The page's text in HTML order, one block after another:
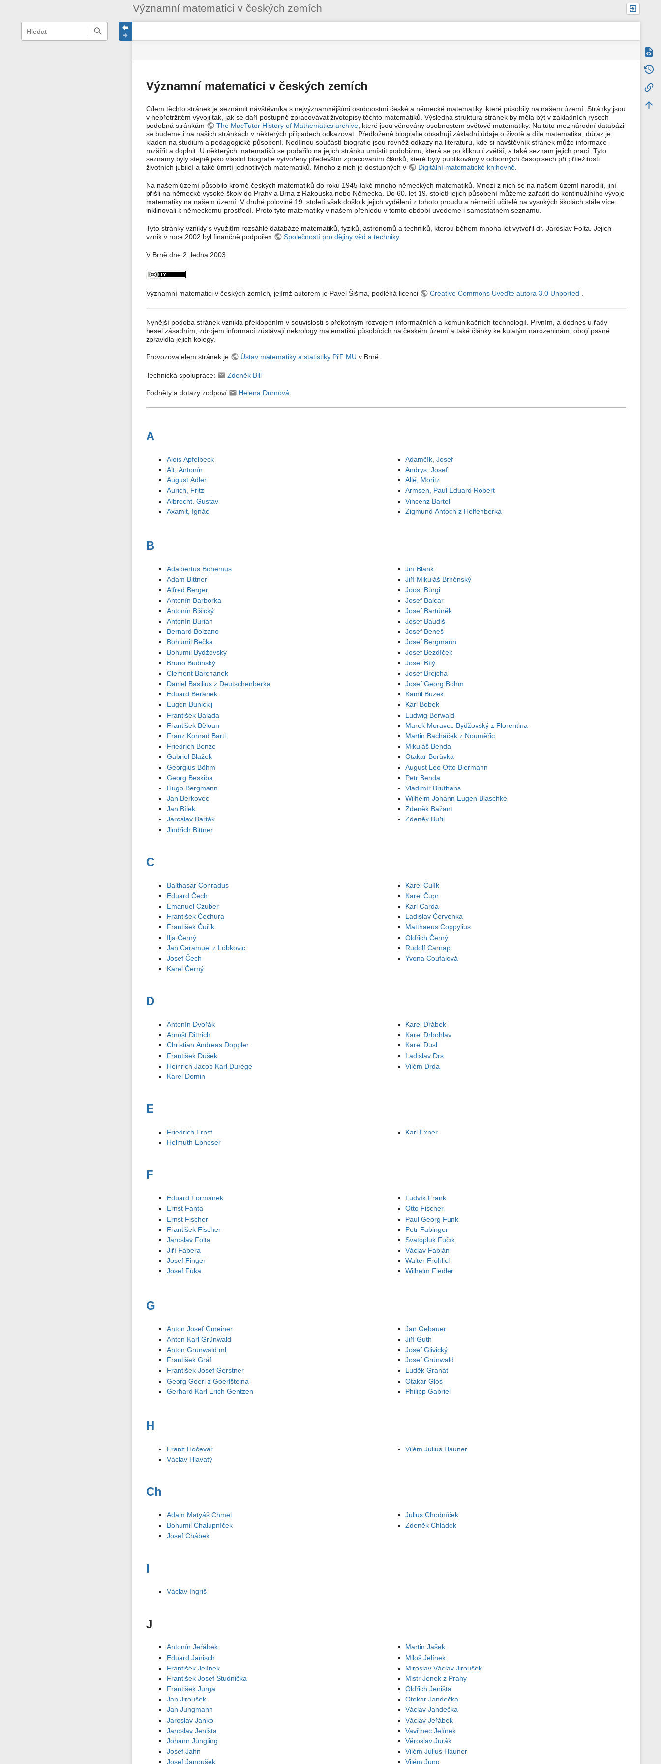
Významní matematici v českých zemích
rychlé
hledání
stránky
pro
m
Významní matematici v českých zemích
Cílem těchto stránek je seznámit návštěvníka s nejvýznamnějšími osobnostmi české a německé matematiky, které působily na našem území. Stránky jsou
v nepřetržitém vývoji tak, jak se daří postupně zpracovávat životopisy těchto matematiků. Výsledná struktura stránek by měla být v základních rysech
podobná stránkám
The MacTutor History of Mathematics archive , které jsou věnovány osobnostem světové matematiky. Na tuto mezinárodní databázi
se budeme i na našich stránkách v některých případech odkazovat. Předložené biografie obsahují základní údaje o životě a díle matematika, důraz je
kladen na studium a pedagogické působení. Nedílnou součástí biografie jsou rovněž odkazy na literaturu, kde si návštěvník stránek může informace
rozšířit a doplnit. U některých matematiků se podařilo na jejich stránku umístit podobiznu, která se po kliknutí zvětší, a také seznam jejich prací. Tyto
seznamy byly stejně jako vlastní biografie vytvořeny především zpracováním článků, které byly publikovány v odborných časopisech při příležitosti
životních jubileí a také úmrtí jednotlivých matematiků. Mnoho z nich je dostupných v
Digitální matematické knihovně
Na našem území působilo kromě českých matematiků do roku 1945 také mnoho německých matematiků. Mnozí z nich se na našem území narodili, jiní
přišli na německé vysoké školy do Prahy a Brna z Rakouska nebo Německa. Do 60. let 19. století jejich působení můžeme zařadit do kontinuálního vývoje
matematiky na našem území. V druhé polovině 19. století však došlo k jejich vydělení z tohoto proudu a němečtí učitelé na vysokých školách stále více
inklinovali k německému prostředí. Proto tyto matematiky v našem přehledu v tomto období uvedeme i samostatném seznamu.
Tyto stránky vznikly s využitím rozsáhlé databáze matematiků, fyziků, astronomů a techniků, kterou během mnoha let vytvořil dr. Jaroslav Folta. Jejich
vznik v roce 2002 byl finančně podpořen
Společností pro dějiny věd a techniky.
V Brně dne 2. ledna 2003
Významní matematici v českých zemích, jejímž autorem je Pavel Šišma, podléhá licenci Creative Commons Uveďte autora 3.0 Unported .
Nynější podoba stránek vznikla překlopením v souvislosti s překotným rozvojem informačních a komunikačních technologií. Prvním, a dodnes u řady
hesel zásadním, zdrojem informací zůstávají nekrology matematiků působících na českém území a také články ke kulatým narozeninám, obojí psané
zpravidla jejich kolegy.
Provozovatelem stránek je Ústav matematiky a statistiky PřF MU v Brně.
Technická spolupráce: Zdeněk Bill
Podněty a dotazy zodpoví Helena Durnová
A
Alois Apfelbeck
Alt, Antonín
August Adler
Aurich, Fritz
Albrecht, Gustav
Axamit, Ignác
Adamčík, Josef
Andrys, Josef
Allé, Moritz
Armsen, Paul Eduard Robert
Vincenz Bartel
Zigmund Antoch z Helfenberka
B
Adalbertus Bohemus
Adam Bittner
Alfred Berger
Antonín Barborka
Antonín Bišický
Antonín Burian
Bernard Bolzano
Bohumil Bečka
Bohumil Bydžovský
Bruno Budinský
Clement Barchanek
Daniel Basilius z Deutschenberka
Eduard Beránek
Eugen Bunickij
František Balada
František Běloun
Franz Konrad Bartl
Friedrich Benze
Gabriel Blažek
Georgius Böhm
Georg Beskiba
Hugo Bergmann
Jan Berkovec
Jan Bílek
Jaroslav Barták
Jindřich Bittner
Jiří Blank
Jiří Mikuláš Brněnský
Joost Bürgi
Josef Balcar
Josef Bartůněk
Josef Baudiš
Josef Beneš
Josef Bergmann
Josef Bezdíček
Josef Bílý
Josef Brejcha
Josef Georg Böhm
Kamil Buzek
Karl Bobek
Ludwig Berwald
Marek Moravec Bydžovský z Florentina
Martin Bacháček z Nouměřic
Mikuláš Benda
Otakar Borůvka
August Leo Otto Biermann
Petr Benda
Vladimír Bruthans
Wilhelm Johann Eugen Blaschke
Zdeněk Bažant
Zdeněk Buřil
C
Balthasar Conradus
Eduard Čech
Emanuel Czuber
František Čechura
František Čuřík
Ilja Černý
Jan Caramuel z Lobkovic
Josef Čech
Karel Černý
Karel Čulík
Karel Čupr
Karl Carda
Ladislav Červenka
Matthaeus Coppylius
Oldřich Černý
Rudolf Carnap
Yvona Coufalová
D
Antonín Dvořák
Arnošt Dittrich
Christian Andreas Doppler
František Dušek
Heinrich Jacob Karl Durége
Karel Domin
Karel Drábek
Karel Drbohlav
Karel Dusl
Ladislav Drs
Vilém Drda
E
Friedrich Ernst
Helmuth Epheser
Karl Exner
F
Eduard Formánek
Ernst Fanta
Ernst Fischer
František Fischer
Jaroslav Folta
Jiří Fábera
Josef Finger
Josef Fuka
Ludvík Frank
Otto Fischer
Paul Georg Funk
Petr Fabinger
Svatopluk Fučík
Václav Fabián
Walter Fröhlich
Wilhelm Fiedler
G
Anton Josef Gmeiner
Anton Karl Grünwald
Anton Grünwald ml.
František Gráf
František Josef Gerstner
Georg Goerl z Goerlštejna
Gerhard Karl Erich Gentzen
Jan Gebauer
Jiří Guth
Josef Glivický
Josef Grünwald
Luděk Granát
Otakar Glos
Philipp Gabriel
H
Franz Hočevar
Václav Hlavatý
Vilém Julius Hauner
Ch
Adam Matyáš Chmel
Bohumil Chalupníček
Josef Chábek
Julius Chodníček
Zdeněk Chládek
I
Václav Ingriš
J
Antonín Jeřábek
Eduard Janisch
František Jelínek
František Josef Studnička
František Jurga
Jan Jiroušek
Jan Jungmann
Jaroslav Janko
Jaroslav Jeništa
Johann Jüngling
Josef Jahn
Josef Janoušek
Martin Jašek
Miloš Jelínek
Miroslav Václav Jiroušek
Mistr Jenek z Prahy
Oldřich Jeništa
Otokar Jandečka
Václav Jandečka
Václav Jeřábek
Vavřinec Jelínek
Věroslav Jurák
Vilém Julius Hauner
Vilém Jung